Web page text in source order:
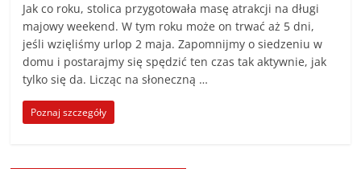
poradniki
na
każdy
temat
Jak co roku, stolica przygotowała masę atrakcji na długi
majowy weekend. W tym roku może on trwać aż 5 dni,
jeśli wzięliśmy urlop 2 maja. Zapomnijmy o siedzeniu w
domu i postarajmy się spędzić ten czas tak aktywnie, jak
tylko się da. Licząc na słoneczną …
Poznaj szczegóły